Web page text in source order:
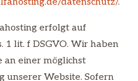
erfolgt auf
1 lit. f DSGVO. Wir haben
an einer möglichst
unserer Website. Sofern